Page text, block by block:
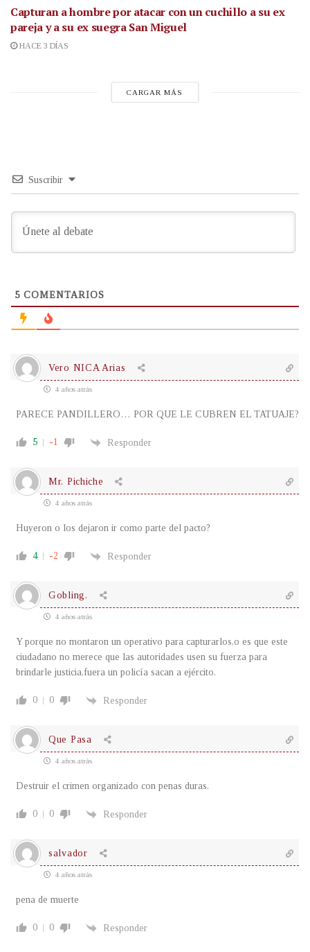
Capturan a hombre por atacar con un cuchillo a su ex
pareja y a su ex suegra San Miguel
HACE 3 DÍAS
CARGAR MÁS
Suscribir
5 COMENTARIOS
Vero NICA Arias
4 años atrás
PARECE PANDILLERO… POR QUE LE CUBREN EL TATUAJE?
5 -1 Responder
Mr. Pichiche
4 años atrás
Huyeron o los dejaron ir como parte del pacto?
4 -2 Responder
Gobling.
4 años atrás
Y porque no montaron un operativo para capturarlos,o es que este
ciudadano no merece que las autoridades usen su fuerza para
brindarle justicia,fuera un policía sacan a ejército.
0 0 Responder
Que Pasa
4 años atrás
Destruir el crimen organizado con penas duras.
0 0 Responder
salvador
4 años atrás
pena de muerte
0 0 Responder